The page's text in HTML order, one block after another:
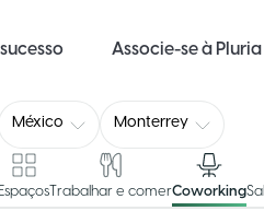
Associe-se à Pluria
México Monterrey
Espaços Trabalhar e comerCoworking